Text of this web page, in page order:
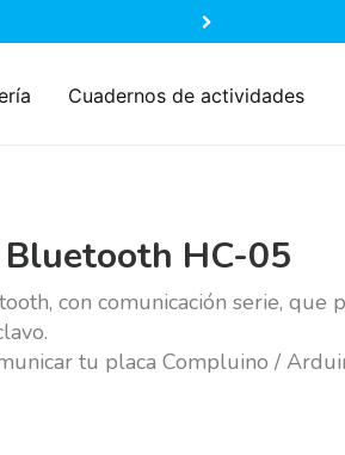
Cuadernos de actividades
HC-05
con comunicación serie, que
tu placa Compluino /